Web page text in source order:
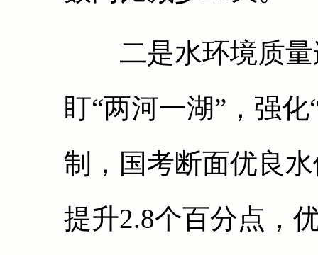
二是水环境质量
盯“两河一湖”，强
制，国考断面优良
提升2.8个百分点，